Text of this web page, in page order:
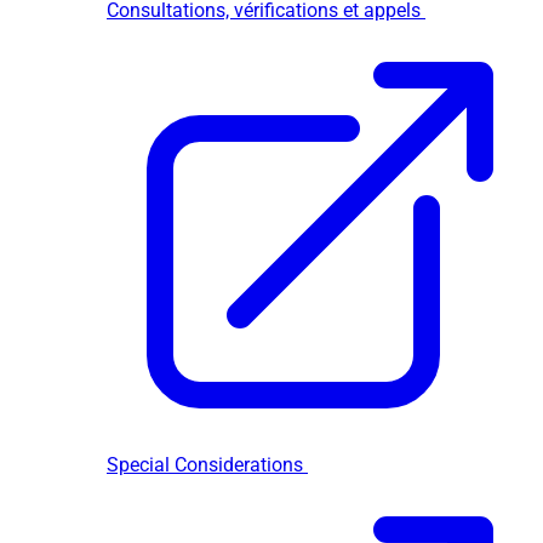
Consultations, vérifications et appels
Special Considerations